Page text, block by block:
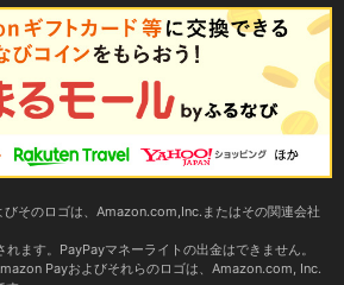
そのロゴは、Amazon.com,Inc.またはその関連会社
ます。PayPayマネーライトの出金はできません。
Payおよびそれらのロゴは、Amazon.com, Inc.